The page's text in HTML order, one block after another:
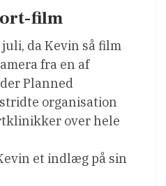
film
da Kevin så film
fra en af
Planned
organisation
over hele
et indlæg på sin